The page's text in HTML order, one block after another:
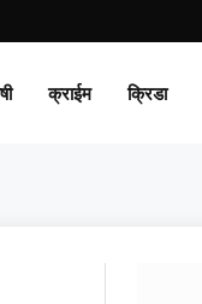
क्राईम क्रिडा